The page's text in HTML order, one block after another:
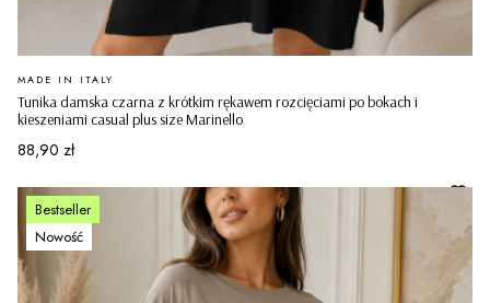
Tunika damska czarna z krótkim rękawem rozcięciami po bokach i
kieszeniami casual plus size Marinello
PRODUCENT
MADE IN ITALY
Cena
88,90 zł
Bestseller
Nowość